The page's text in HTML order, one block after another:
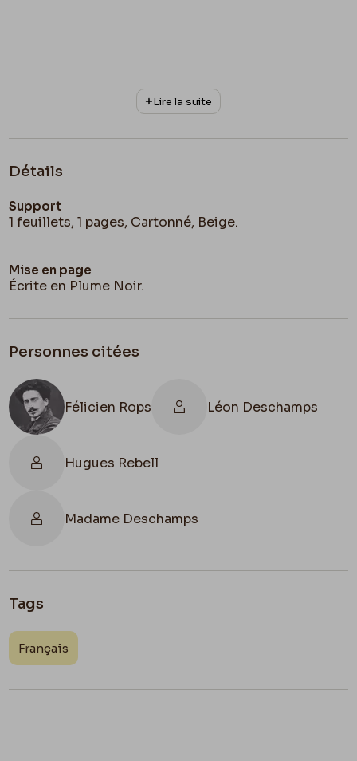
Lire la suite
Détails
Support
1 feuillets, 1 pages, Cartonné, Beige.
Mise en page
Écrite en Plume Noir.
Personnes citées
Félicien Rops Léon Deschamps
Hugues Rebell
Madame Deschamps
Tags
Français